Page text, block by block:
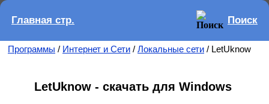
Главная стр. Поиск
Программы / Интернет и Сети / Локальные сети / LetUknow
LetUknow - скачать для Windows